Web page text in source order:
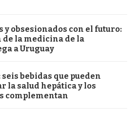
y obsesionados con el futuro:
de la medicina de la
a Uruguay
bebidas que pueden
la salud hepática y los
complementan